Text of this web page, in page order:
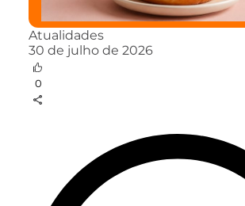
Atualidades
30 de julho de 2026
0